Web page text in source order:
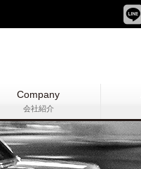
Company
会社紹介